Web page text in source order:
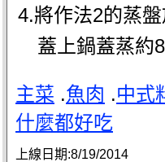
4.將作法2的蒸
蓋上鍋蓋蒸約
主菜 .魚肉 .中式
什麼都好吃
上線日期:8/19/2014